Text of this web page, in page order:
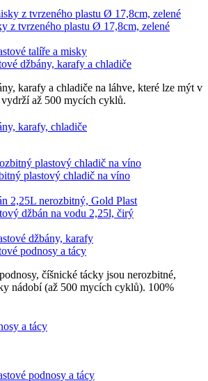
z tvrzeného plastu Ø 17,8cm, zelené
džbány, karafy a chladiče
karafy a chladiče na láhve, které lze mýt v
až 500 mycích cyklů.
karafy, chladiče
plastový chladič na víno
džbán na vodu 2,25l, čirý
podnosy a tácy
číšnické tácky jsou nerozbitné,
nádobí (až 500 mycích cyklů). 100%
a tácy